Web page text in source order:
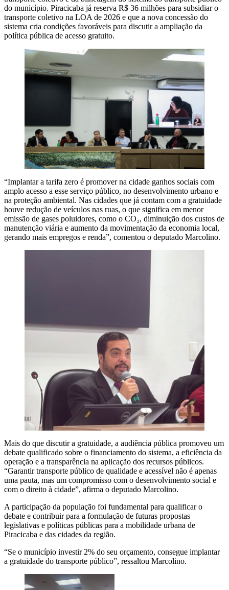
do município. Piracicaba já reserva R$ 36 milhões para subsidiar o
transporte coletivo na LOA de 2026 e que a nova concessão do
sistema cria condições favoráveis para discutir a ampliação da
política pública de acesso gratuito.
“Implantar a tarifa zero é promover na cidade ganhos sociais com
amplo acesso a esse serviço público, no desenvolvimento urbano e
na proteção ambiental. Nas cidades que já contam com a gratuidade
houve redução de veículos nas ruas, o que significa em menor
emissão de gases poluidores, como o CO₂, diminuição dos custos de
manutenção viária e aumento da movimentação da economia local,
gerando mais empregos e renda”, comentou o deputado Marcolino.
Mais do que discutir a gratuidade, a audiência pública promoveu um
debate qualificado sobre o financiamento do sistema, a eficiência da
operação e a transparência na aplicação dos recursos públicos.
“Garantir transporte público de qualidade e acessível não é apenas
uma pauta, mas um compromisso com o desenvolvimento social e
com o direito à cidade”, afirma o deputado Marcolino.
A participação da população foi fundamental para qualificar o
debate e contribuir para a formulação de futuras propostas
legislativas e políticas públicas para a mobilidade urbana de
Piracicaba e das cidades da região.
“Se o município investir 2% do seu orçamento, consegue implantar
a gratuidade do transporte público”, ressaltou Marcolino.